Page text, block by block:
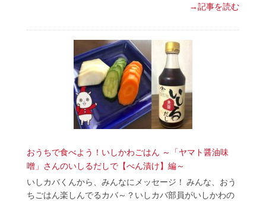
→記事を読む
おうちで食べよう！いしかわごはん ～「ヤマト醤油味
噌」さんのいしるだしで【べん漬け】編～
いしカバくんから、みんなにメッセージ！ みんな、おう
ちごはん楽しんでるカバ～？いしカバ部員がいしかわの